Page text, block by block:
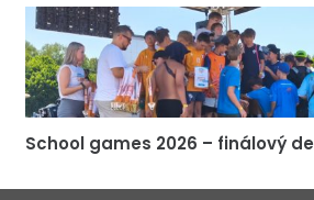
School games 2026 – finálový